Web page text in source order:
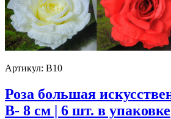
Артикул: B10
Роза большая
В- 8 см | 6 шт. в упаковке